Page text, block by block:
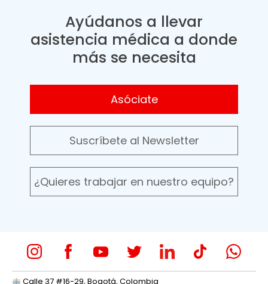
Ayúdanos a llevar
asistencia médica a donde
más se necesita
Asóciate
Suscríbete al Newsletter
¿Quieres trabajar en nuestro equipo?
Calle 37 #16-29, Bogotá, Colombia